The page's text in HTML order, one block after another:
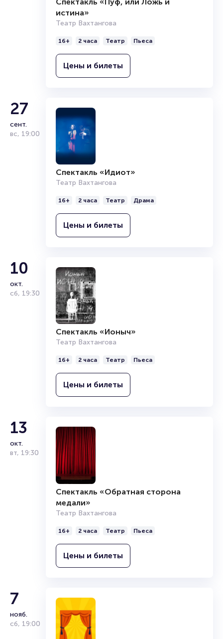
истина»
Театр Вахтангова
16+ 2 часа Театр Пьеса
Цены и билеты
27
сент.
вс, 19:00
Спектакль «Идиот»
Театр Вахтангова
16+ 2 часа Театр Драма
Цены и билеты
10
окт.
сб, 19:30
Спектакль «Ионыч»
Театр Вахтангова
16+ 2 часа Театр Пьеса
Цены и билеты
13
окт.
вт, 19:30
Спектакль «Обратная сторона
медали»
Театр Вахтангова
16+ 2 часа Театр Пьеса
Цены и билеты
7
нояб.
сб, 19:00